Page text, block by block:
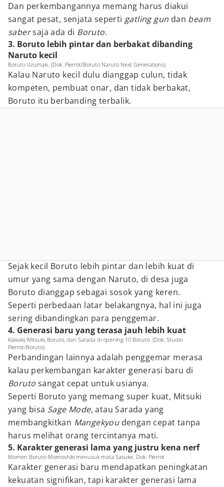
Dan perkembangannya memang harus diakui
sangat pesat, senjata seperti gatling gun dan beam
sabersaja ada di Boruto.
3. Boruto lebih pintar dan berbakat dibanding
Naruto kecil
Boruto Uzumaki. (Dok. Pierrot/Boruto Naruto Next Generations)
Kalau Naruto kecil dulu dianggap culun, tidak
kompeten, pembuat onar, dan tidak berbakat,
Boruto itu berbanding terbalik.
Sejak kecil Boruto lebih pintar dan lebih kuat di
umur yang sama dengan Naruto, di desa juga
Boruto dianggap sebagai sosok yang keren.
Seperti perbedaan latar belakangnya, hal ini juga
sering dibandingkan para penggemar.
4. Generasi baru yang terasa jauh lebih kuat
Kawaki, Mitsuki, Boruto, dan Sarada di opening 10 Boruto. (Dok. Studio
Pierrot/Boruto)
Perbandingan lainnya adalah penggemar merasa
kalau perkembangan karakter generasi baru di
Boruto sangat cepat untuk usianya.
Seperti Boruto yang memang super kuat, Mitsuki
yang bisa Sage Mode, atau Sarada yang
membangkitkan Mangekyou dengan cepat tanpa
harus melihat orang tercintanya mati.
5. Karakter generasi lama yang justru kena nerf
Momen Boruto-Momoshiki menusuk mata Sasuke. Dok. Pierrot
Karakter generasi baru mendapatkan peningkatan
kekuatan signifikan, tapi karakter generasi lama